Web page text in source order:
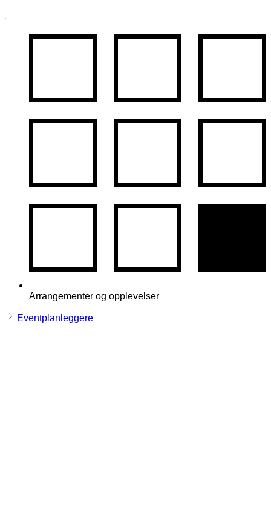
Arrangementer og opplevelser
Eventplanleggere